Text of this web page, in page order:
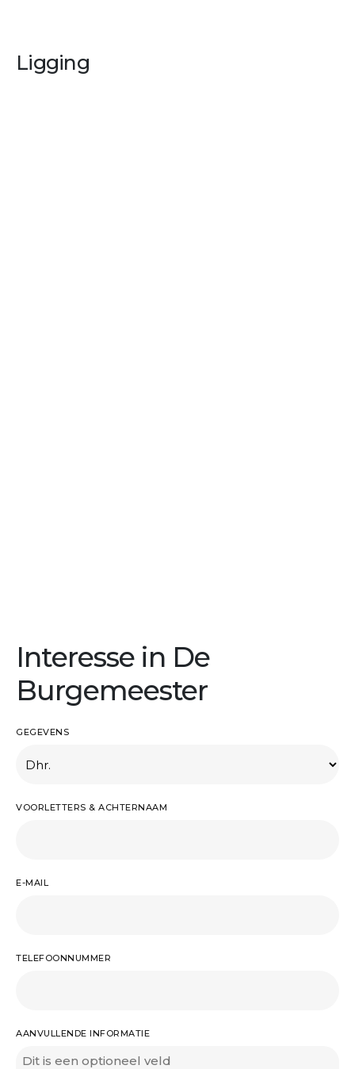
Ligging
Interesse in De
Burgemeester
GEGEVENS
VOORLETTERS & ACHTERNAAM
E-MAIL
TELEFOONNUMMER
AANVULLENDE INFORMATIE